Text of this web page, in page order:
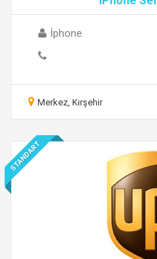
İphone
Merkez, Kırşehir
STANDART